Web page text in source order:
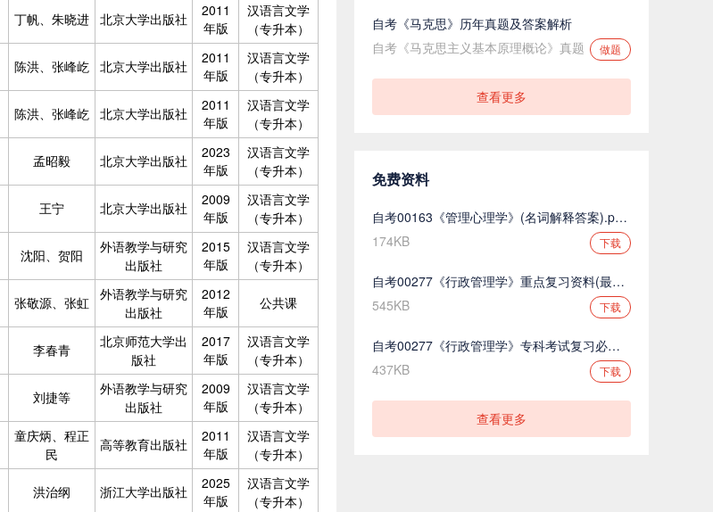
丁帆、朱晓进 北京大学出版社
2011
年版
汉语言文学
（专升本）
陈洪、张峰屹 北京大学出版社
2011
年版
汉语言文学
（专升本）
陈洪、张峰屹 北京大学出版社
2011
年版
汉语言文学
（专升本）
孟昭毅 北京大学出版社
2023
年版
汉语言文学
（专升本）
王宁 北京大学出版社
2009
年版
汉语言文学
（专升本）
沈阳、贺阳
外语教学与研究
出版社
2015
年版
汉语言文学
（专升本）
张敬源、张虹 外语教学与研究
出版社
2012
年版
公共课
李春青
北京师范大学出
版社
2017
年版
汉语言文学
（专升本）
刘捷等
外语教学与研究
出版社
2009
年版
汉语言文学
（专升本）
童庆炳、程正
民
高等教育出版社
2011
年版
汉语言文学
（专升本）
洪治纲 浙江大学出版社
2025
年版
汉语言文学
（专升本）
自考《马克思》历年真题及答案解析
自考《马克思主义基本原理概论》真题
做题
查看更多
免费资料
自考00163《管理心理学》(名词解释答案).pdf.pdf
174KB
下载
自考00277《行政管理学》重点复习资料(最新整理).pdf.pdf
545KB
下载
自考00277《行政管理学》专科考试复习必备.pdf.pdf
437KB
下载
查看更多